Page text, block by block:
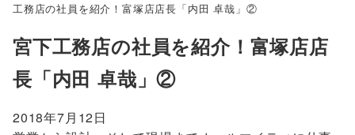
工務店の社員を紹介！富塚店店長「内田 卓哉」②
宮下工務店の社員を紹介！富塚店店
長「内田 卓哉」②
2018年7月12日